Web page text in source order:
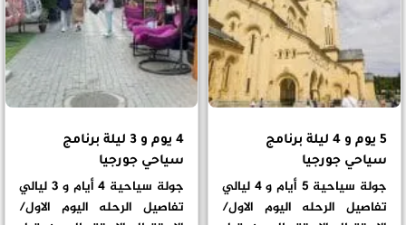
5 يوم و 4 ليلة برنامج
سياحي جورجيا
جولة سياحية 5 أيام و 4 ليالي
تفاصيل الرحله اليوم الاول/
4 يوم و 3 ليلة برنامج
سياحي جورجيا
جولة سياحية 4 أيام و 3 ليالي
تفاصيل الرحله اليوم الاول/